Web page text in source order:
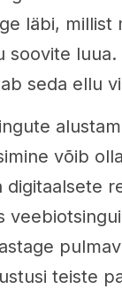
läbi, millist
soovite
seda ellu
võib
digitaalsete
teiste